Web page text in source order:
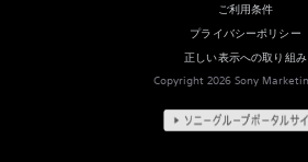
ご利用条件
プライバシーポリシー
正しい表示への取り組み
Copyright 2026 Sony